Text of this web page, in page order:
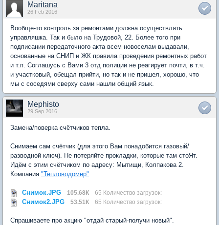
Maritana
26 Feb 2016
Вообще-то контроль за ремонтами должна осуществлять
управляшка. Так и было на Трудовой, 22. Более того при
подписании передаточного акта всем новоселам выдавали,
основанные на СНИП и ЖК правила проведения ремонтных работ
и т.п. Соглашусь с Вами 3 отд полиции не реагирует почти, в т.ч.
и участковый, обещал прийти, но так и не пришел, хорошо, что
мы с соседями сверху сами нашли общий язык.
Mephisto
29 Sep 2016
Замена/поверка счётчиков тепла.
Снимаем сам счётчик (для этого Вам понадобится газовый/
разводной ключ). Не потеряйте прокладки, которые там стоЯт.
Идём с этим счётчиком по адресу: Мытищи, Колпакова 2.
Компания "Тепловодомер"
Снимок.JPG 105.68К 65 Количество загрузок:
Снимок2.JPG 53.51К 65 Количество загрузок:
Спрашиваете про акцию "отдай старый-получи новый".